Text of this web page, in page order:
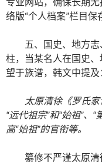
络版“个人档案”栏目保
五、国史、地方
柱，当某名人在国史
望于族谱，韩文中提及
太原清徐《罗氏
“远代祖宗”和“始祖”、 “
高“始祖”的官衔等。
纂修不严谨太原